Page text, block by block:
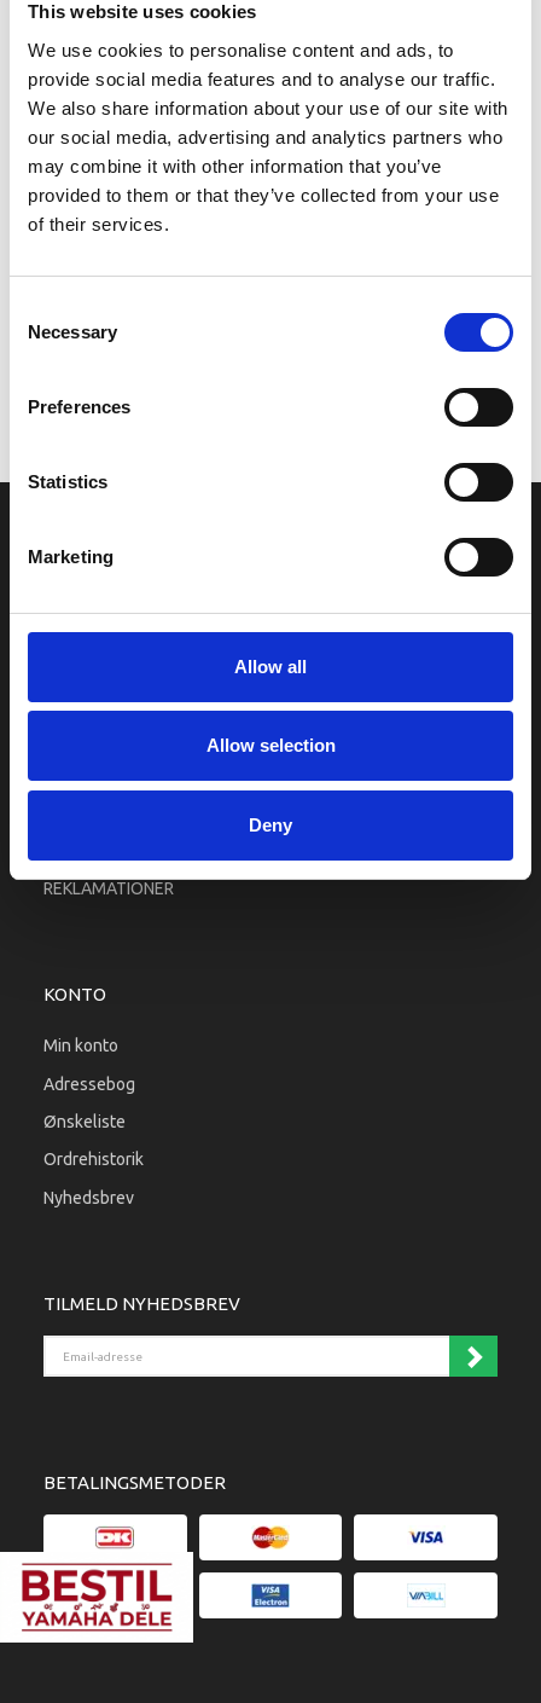
This website uses cookies
We use cookies to personalise content and ads, to
provide social media features and to analyse our traffic.
We also share information about your use of our site with
our social media, advertising and analytics partners who
may combine it with other information that you’ve
provided to them or that they’ve collected from your use
of their services.
Selection
Necessary
Preferences
Statistics
Marketing
Allow all
Allow selection
Deny
Leveringstid er 5-6 dag(e)
Model/varenr.: 5C32589F0000
56,71 DKK
Læg i kurv
Vi oplever i øjeblikket store og hyppige prisændringer i markedet.
Derfor kan der i enkelte tilfælde være produkter, som ikke kan
INFORMATIONER
Fragt og levering
Betingelser & Vilkår
Købsgaranti
REKLAMATIONER
KONTO
Min konto
Adressebog
Ønskeliste
Ordrehistorik
Nyhedsbrev
TILMELD NYHEDSBREV
BETALINGSMETODER